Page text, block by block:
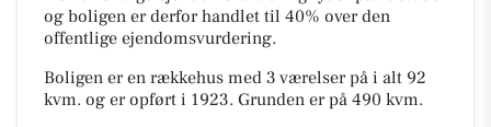
og boligen er derfor handlet til 40% over den
offentlige ejendomsvurdering.
Boligen er en rækkehus med 3 værelser på i alt 92
kvm. og er opført i 1923. Grunden er på 490 kvm.